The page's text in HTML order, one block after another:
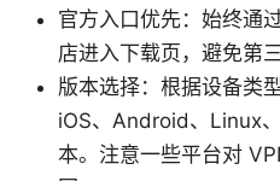
官方入口优先：始终通
店进入下载页，避免第
版本选择：根据设备类
iOS、Android、Linux
本。注意一些平台对